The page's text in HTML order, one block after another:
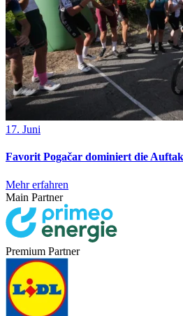
17. Juni
Favorit Pogačar dominiert die
Mehr erfahren
Main Partner
Premium Partner